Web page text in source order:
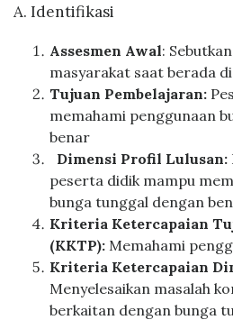
A. Identifikasi
Assesmen Awal:
masyarakat saat berada di
Tujuan Pembelajaran:
memahami penggunaan
benar
Dimensi Profil Lulusan:
peserta didik mampu
bunga tunggal dengan
Kriteria Ketercapaian
(KKTP): Memahami
Kriteria Ketercapaian
Menyelesaikan masalah
berkaitan dengan bunga